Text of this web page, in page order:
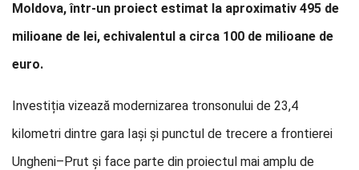
Moldova, într-un proiect estimat la aproximativ 495 de
milioane de lei, echivalentul a circa 100 de milioane de
euro.
Investiția vizează modernizarea tronsonului de 23,4
kilometri dintre gara Iași și punctul de trecere a frontierei
Ungheni–Prut și face parte din proiectul mai amplu de